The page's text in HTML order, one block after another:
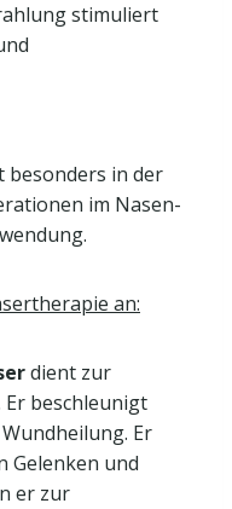
stimuliert
besonders in der
im Nasen-
an:
dient zur
beschleunigt
Er
Gelenken und
er zur